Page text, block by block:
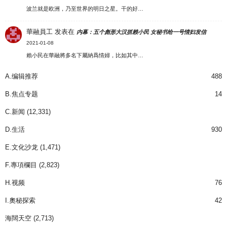
波兰就是欧洲，乃至世界的明日之星。干的好…
華融員工 发表在 内幕：五个彪形大汉抓赖小民 女秘书给一号情妇发信
2021-01-08
賴小民在華融將多名下屬納爲情婦，比如其中…
A.编辑推荐 488
B.焦点专题 14
C.新闻 (12,331)
D.生活 930
E.文化沙龙 (1,471)
F.專項欄目 (2,823)
H.视频 76
I.奧秘探索 42
海闊天空 (2,713)